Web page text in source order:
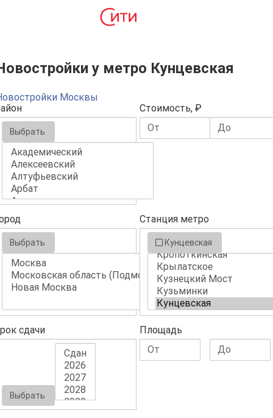
у метро Кунцевская
Москвы
Выбрать
Стоимость, ₽
Выбрать
Станция метро
Кунцевская
сдачи
Выбрать
Площадь